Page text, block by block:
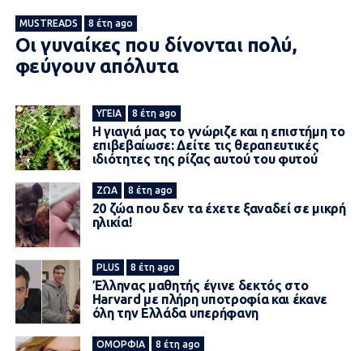
MUSTREADS 8 έτη ago
Οι γυναίκες που δίνονται πολύ,
φεύγουν απόλυτα
ΥΓΕΊΑ 8 έτη ago
Η γιαγιά μας το γνώριζε και η επιστήμη το
επιβεβαίωσε: Δείτε τις θεραπευτικές
ιδιότητες της ρίζας αυτού του φυτού
ΖΏΑ 8 έτη ago
20 ζώα που δεν τα έχετε ξαναδεί σε μικρή
ηλικία!
PLUS 8 έτη ago
Έλληνας μαθητής έγινε δεκτός στο
Harvard με πλήρη υποτροφία και έκανε
όλη την Ελλάδα υπερήφανη
ΟΜΟΡΦΙΆ 8 έτη ago